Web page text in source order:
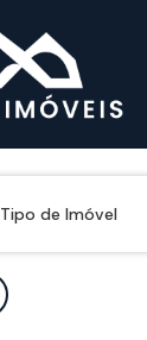
Tipo de Imóvel